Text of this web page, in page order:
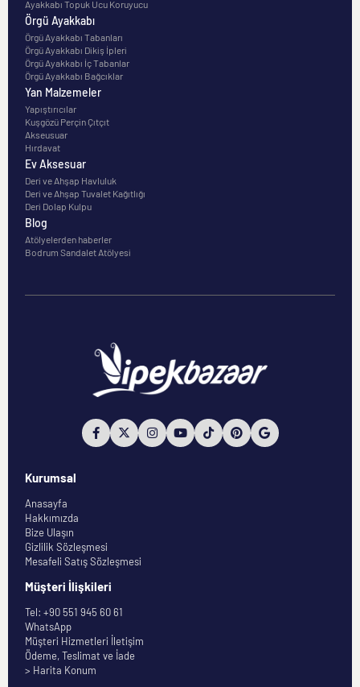
Ayakkabı Topuk Ucu Koruyucu
Örgü Ayakkabı
Örgü Ayakkabı Tabanları
Örgü Ayakkabı Dikiş İpleri
Örgü Ayakkabı İç Tabanlar
Örgü Ayakkabı Bağcıklar
Yan Malzemeler
Yapıştırıcılar
Kuşgözü Perçin Çıtçıt
Akseusuar
Hırdavat
Ev Aksesuar
Deri ve Ahşap Havluluk
Deri ve Ahşap Tuvalet Kağıtlığı
Deri Dolap Kulpu
Blog
Atölyelerden haberler
Bodrum Sandalet Atölyesi
Kurumsal
Anasayfa
Hakkımızda
Bize Ulaşın
Gizlilik Sözleşmesi
Mesafeli Satış Sözleşmesi
Müşteri İlişkileri
Tel: +90 551 945 60 61
WhatsApp
Müşteri Hizmetleri İletişim
Ödeme, Teslimat ve İade
> Harita Konum